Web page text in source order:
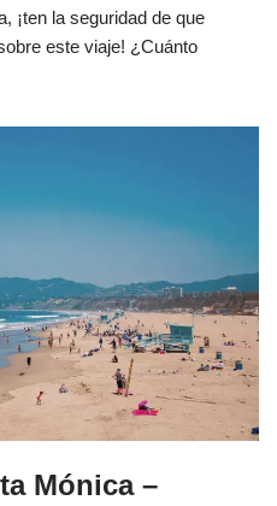
¡ten la seguridad de que
este viaje! ¿Cuánto
Mónica –